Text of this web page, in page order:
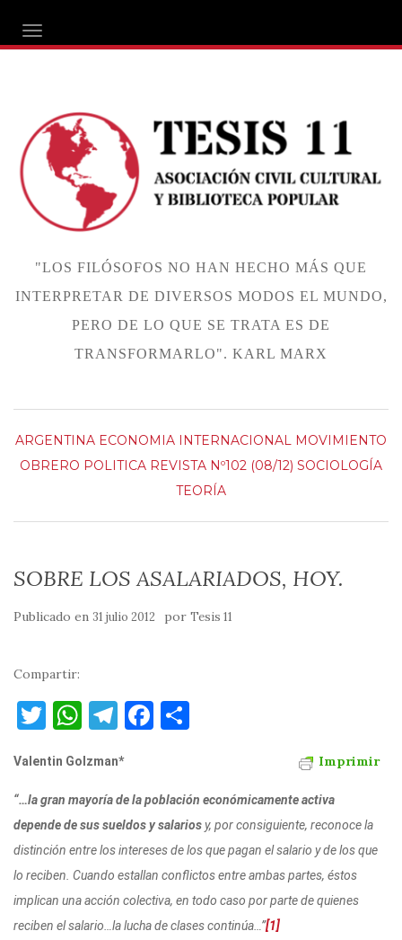
ALTERNAR NAVEGACIÓN
"LOS FILÓSOFOS NO HAN HECHO MÁS QUE
INTERPRETAR DE DIVERSOS MODOS EL MUNDO,
PERO DE LO QUE SE TRATA ES DE
TRANSFORMARLO". KARL MARX
ARGENTINA ECONOMIA INTERNACIONAL MOVIMIENTO
OBRERO POLITICA REVISTA Nº102 (08/12) SOCIOLOGÍA
TEORÍA
SOBRE LOS ASALARIADOS, HOY.
Publicado en 31 julio 2012 por Tesis 11
Compartir:
T
it
te
r
W
at
s
A
p
p
T
e
gr
a
m
F
e
b
o
o
k
p
ar
ti
r
Imprimir
Valentin Golzman*
“…la gran mayoría de la población económicamente activa
depende de sus sueldos y salariosy, por consiguiente, reconoce la
distinción entre los intereses de los que pagan el salario y de los que
lo reciben. Cuando estallan conflictos entre ambas partes, éstos
implican una acción colectiva, en todo caso por parte de quienes
reciben el salario…la lucha de clases continúa…”[1]